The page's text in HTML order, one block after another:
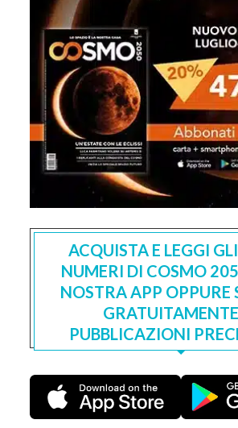
ACQUISTA E LEGGI
NUMERI DI COSMO
NOSTRA APP OPPURE
PUBBLICAZIONI